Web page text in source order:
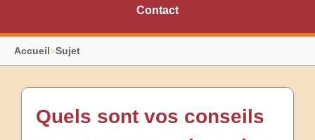
Contact
Accueil>Sujet
Quels sont vos conseils